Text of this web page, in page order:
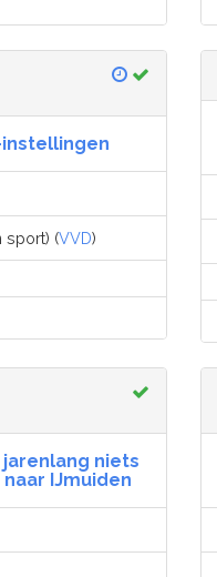
instellingen
sport) (VVD)
niets
IJmuiden